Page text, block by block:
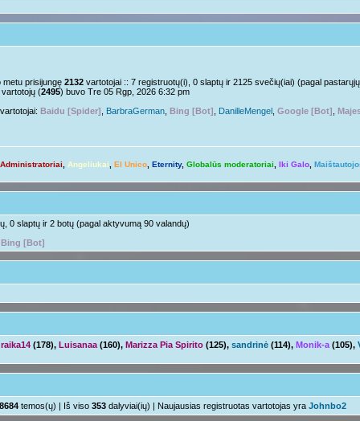
galima ir atsipalaiduoti nuo mokslų
Nelabai..
o tu? Juk irgi
»ačiū ačiū ir jus
»Ir tave
Su naujais mokslo metais
aha
metu prisijungę 2132 vartotojai :: 7 registruotų(i), 0 slaptų ir 2125 svečių(iai) (pagal
(2495) buvo Tre 05 Rgp, 2026 6:32 pm
Baidu [Spider] BarbraGerman Bing [Bot] DanilleMengel Google [Bot]
Administratoriai Angeliukai El Unico Eternity, Globalūs moderatoriai Iki Galo
0 slaptų ir 2 botų (pagal aktyvumą 90 valandų)
Bing [Bot]
(178), Luisanaa (160), Marizza Pia Spirito (125), sandrinė (114), Monik-a (105),
temos(ų) | Iš viso 353 dalyviai(ių) | Naujausias registruotas vartotojas yra Johnbo2